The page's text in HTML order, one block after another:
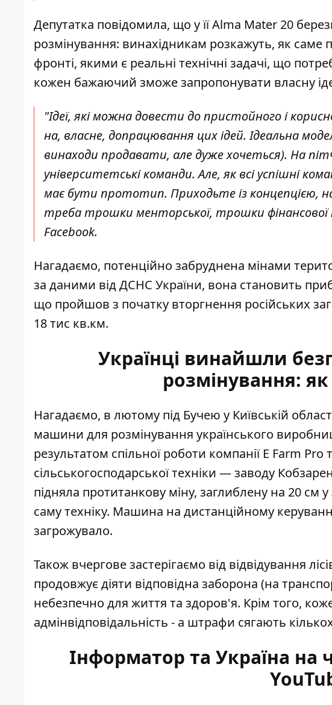
Депутатка повідомила, що у її Alma Mater 20
розмінування: винахідникам розкажуть, як саме
фронті, якими є реальні технічні задачі, що
кожен бажаючий зможе запропонувати власну
"Ідеї, які можна довести до пристойного і
на, власне, допрацювання цих ідей. Ідеальна
винаходи продавати, але дуже хочеться). На
університетські команди. Але, як всі успішні
має бути прототип. Приходьте із концепцією,
треба трошки менторської, трошки фінансової
Facebook.
Нагадаємо, потенційно забруднена мінами
за даними від ДСНС України, вона становить
що пройшов з початку вторгнення російських
18 тис кв.км.
Українці винайшли
розмінування:
Нагадаємо, в лютому під Бучею у Київській
машини для розмінування українського
результатом спільної роботи компанії E Farm
сільськогосподарської техніки — заводу
підняла протитанкову міну, заглиблену на 20
саму техніку. Машина на дистанційному
загрожувало.
Також вчерговезастерігаємо від відвідування
продовжує діяти відповідна заборона (на
небезпечно для життя та здоров'я. Крім того,
адмінвідповідальність - а штрафи сягають
Інформатор та Україна на